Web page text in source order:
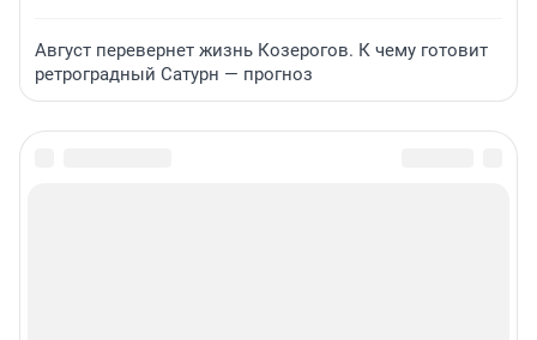
Август перевернет жизнь Козерогов. К чему готовит
ретроградный Сатурн — прогноз